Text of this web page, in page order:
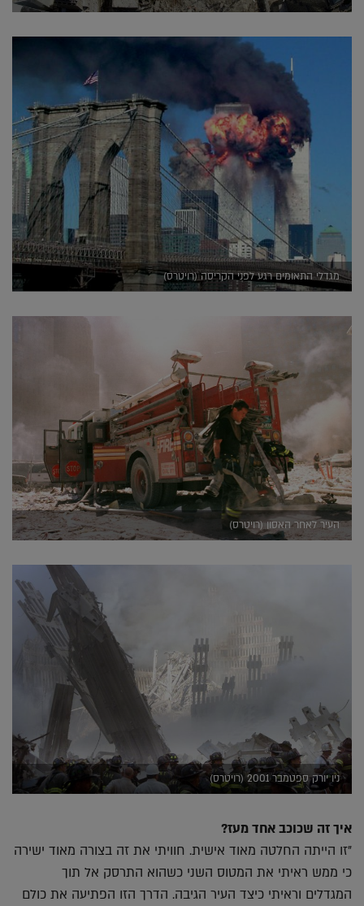
מגדלי התאומים רגע לפני הקריסה (רויטרס)
העיר לאחר האסון (רויטרס)
ניו יורק ספטמבר 2001 (רויטרס)
איך זה שכוכב אחד מעז?
"זו הייתה החלטה מאוד אישית. חוויתי את זה בצורה מאוד ישירה
כי ממש ראיתי את המטוס השני כשהוא התרסק אל תוך
המגדלים וראיתי כיצד העיר הגיבה. הדרך הזו הפתיעה את כולם